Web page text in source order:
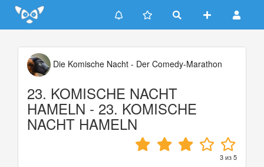
Update cookies preferences
Die Komische Nacht - Der Comedy-Marathon
23. KOMISCHE NACHT
HAMELN - 23. KOMISCHE
NACHT HAMELN
3из5